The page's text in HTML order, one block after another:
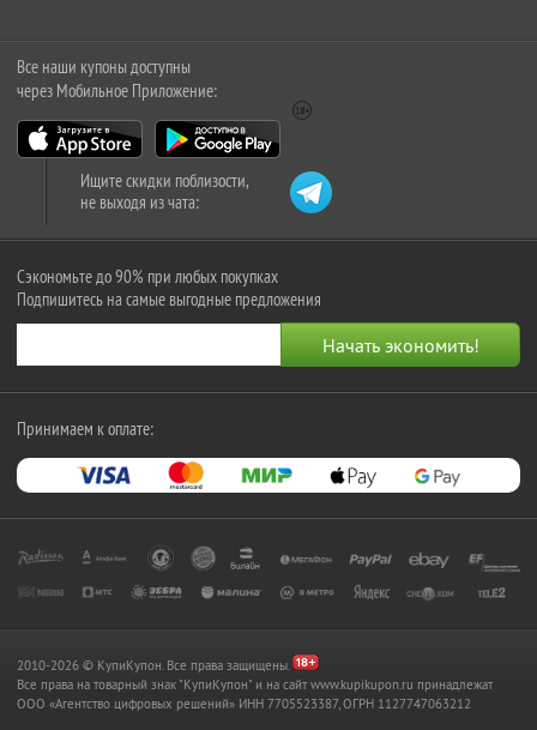
Все наши купоны доступны
через Мобильное Приложение:
Ищите скидки поблизости,
не выходя из чата:
Сэкономьте до 90% при любых покупках
Подпишитесь на самые выгодные предложения
Принимаем к оплате:
2010-2026 © КупиКупон. Все права защищены.
Все права на товарный знак "КупиКупон" и на сайт www.kupikupon.ru принадлежат
OOO «Агентство цифровых решений» ИНН 7705523387, ОГРН 1127747063212